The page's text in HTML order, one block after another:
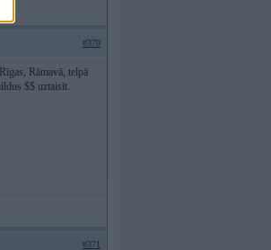
#370
Rāmavā, telpā
$$ uztaisīt.
#371